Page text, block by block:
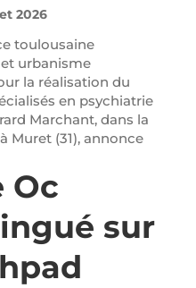
2026
toulousaine
urbanisme
la réalisation du
en psychiatrie
Marchant, dans la
Muret (31), annonce
Oc
sur